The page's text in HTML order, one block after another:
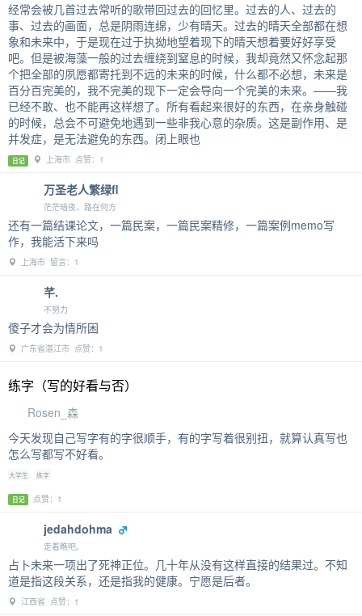
经常会被几首过去常听的歌带回过去的回忆里。过去的人、过去的
事、过去的画面，总是阴雨连绵，少有晴天。过去的晴天全部都在想
象和未来中，于是现在过于执拗地望着现下的晴天想着要好好享受
吧。但是被海藻一般的过去缠绕到窒息的时候，我却竟然又怀念起那
个把全部的夙愿都寄托到不远的未来的时候，什么都不必想，未来是
百分百完美的，我不完美的现下一定会导向一个完美的未来。——我
已经不敢、也不能再这样想了。所有看起来很好的东西，在亲身触碰
的时候，总会不可避免地遇到一些非我心意的杂质。这是副作用、是
并发症，是无法避免的东西。闭上眼也
日记 上海市 点赞：1
万圣老人繁绿fl
茫茫暗夜，路在何方
还有一篇结课论文，一篇民案，一篇民案精修，一篇案例memo写
作，我能活下来吗
上海市 留言：1
芊.
不努力
傻子才会为情所困
广东省湛江市 点赞：1
练字（写的好看与否）
Rosen_森
今天发现自己写字有的字很顺手，有的字写着很别扭，就算认真写也
怎么写都写不好看。
大学生 练字
日记 点赞：1
jedahdohma
走着瞧吧。
占卜未来一项出了死神正位。几十年从没有这样直接的结果过。不知
道是指这段关系，还是指我的健康。宁愿是后者。
江西省 点赞：1